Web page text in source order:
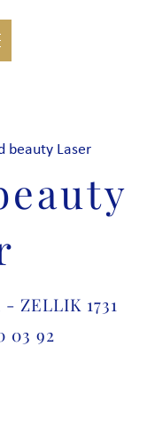
beauty Laser
ZELLIK 1731
03 92